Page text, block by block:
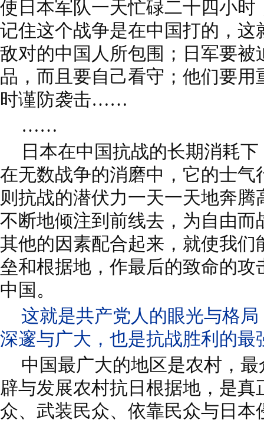
使日本军队一天忙碌二十四小时
记住这个战争是在中国打的，这
敌对的中国人所包围；日军要被
品，而且要自己看守；他们要
时谨防袭击……
……
日本在中国抗战的长期消耗
在无数战争的消磨中，它的士气
则抗战的潜伏力一天一天地奔
不断地倾注到前线去，为自由而
其他的因素配合起来，就使我们
垒和根据地，作最后的致命的
中国。
这就是共产党人的眼光与格
深邃与广大，也是抗战胜利的最
中国最广大的地区是农村，
辟与发展农村抗日根据地，是真
众、武装民众、依靠民众与日